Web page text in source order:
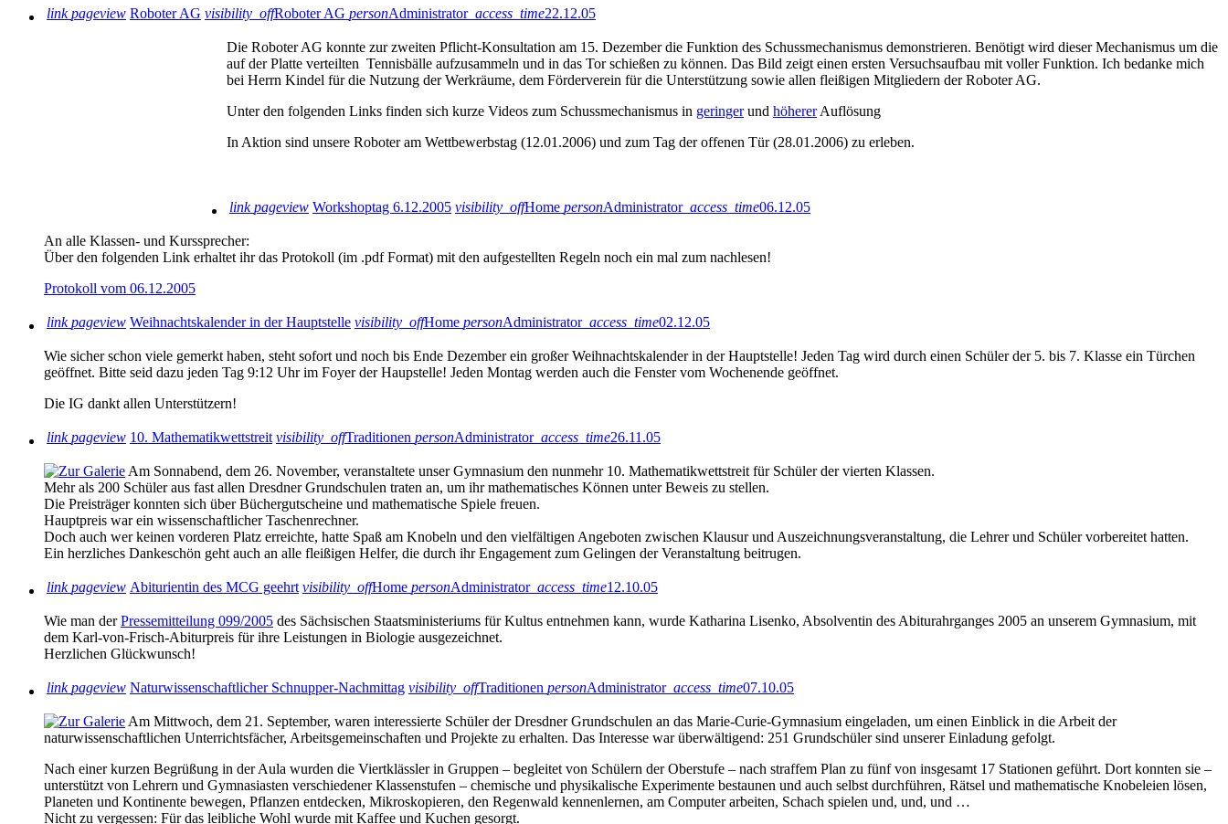
link pageview Roboter AG visibility_offRoboter AG personAdministrator access_time22.12.05
Die Roboter AG konnte zur zweiten Pflicht-Konsultation am 15. Dezember die Funktion des Schussmechanismus demonstrieren. Benötigt wird dieser Mechanismus um die
auf der Platte verteilten Tennisbälle aufzusammeln und in das Tor schießen zu können. Das Bild zeigt einen ersten Versuchsaufbau mit voller Funktion. Ich bedanke mich
bei Herrn Kindel für die Nutzung der Werkräume, dem Förderverein für die Unterstützung sowie allen fleißigen Mitgliedern der Roboter AG.
Unter den folgenden Links finden sich kurze Videos zum Schussmechanismus in geringerund höhererAuflösung
In Aktion sind unsere Roboter am Wettbewerbstag (12.01.2006) und zum Tag der offenen Tür (28.01.2006) zu erleben.
link pageview Workshoptag 6.12.2005 visibility_offHome personAdministrator access_time06.12.05
An alle Klassen- und Kurssprecher:
Über den folgenden Link erhaltet ihr das Protokoll (im .pdf Format) mit den aufgestellten Regeln noch ein mal zum nachlesen!
Protokoll vom 06.12.2005
link pageview Weihnachtskalender in der Hauptstelle visibility_offHome personAdministrator access_time02.12.05
Wie sicher schon viele gemerkt haben, steht sofort und noch bis Ende Dezember ein großer Weihnachtskalender in der Hauptstelle! Jeden Tag wird durch einen Schüler der 5. bis 7. Klasse ein Türchen
geöffnet. Bitte seid dazu jeden Tag 9:12 Uhr im Foyer der Haupstelle! Jeden Montag werden auch die Fenster vom Wochenende geöffnet.
Die IG dankt allen Unterstützern!
link pageview 10. Mathematikwettstreit visibility_offTraditionen personAdministrator access_time26.11.05
Am Sonnabend, dem 26. November, veranstaltete unser Gymnasium den nunmehr 10. Mathematikwettstreit für Schüler der vierten Klassen.
Mehr als 200 Schüler aus fast allen Dresdner Grundschulen traten an, um ihr mathematisches Können unter Beweis zu stellen.
Die Preisträger konnten sich über Büchergutscheine und mathematische Spiele freuen.
Hauptpreis war ein wissenschaftlicher Taschenrechner.
Doch auch wer keinen vorderen Platz erreichte, hatte Spaß am Knobeln und den vielfältigen Angeboten zwischen Klausur und Auszeichnungsveranstaltung, die Lehrer und Schüler vorbereitet hatten.
Ein herzliches Dankeschön geht auch an alle fleißigen Helfer, die durch ihr Engagement zum Gelingen der Veranstaltung beitrugen.
link pageview Abiturientin des MCG geehrt visibility_offHome personAdministrator access_time12.10.05
Wie man derPressemitteilung 099/2005 des Sächsischen Staatsministeriums für Kultus entnehmen kann, wurde Katharina Lisenko, Absolventin des Abiturahrganges 2005 an unserem Gymnasium, mit
dem Karl-von-Frisch-Abiturpreis für ihre Leistungen in Biologie ausgezeichnet.
Herzlichen Glückwunsch!
link pageview Naturwissenschaftlicher Schnupper-Nachmittag visibility_offTraditionen personAdministrator access_time07.10.05
Am Mittwoch, dem 21. September, waren interessierte Schüler der Dresdner Grundschulen an das Marie-Curie-Gymnasium eingeladen, um einen Einblick in die Arbeit der
naturwissenschaftlichen Unterrichtsfächer, Arbeitsgemeinschaften und Projekte zu erhalten. Das Interesse war überwältigend: 251 Grundschüler sind unserer Einladung gefolgt.
Nach einer kurzen Begrüßung in der Aula wurden die Viertklässler in Gruppen – begleitet von Schülern der Oberstufe – nach straffem Plan zu fünf von insgesamt 17 Stationen geführt. Dort konnten sie –
unterstützt von Lehrern und Gymnasiasten verschiedener Klassenstufen – chemische und physikalische Experimente bestaunen und auch selbst durchführen, Rätsel und mathematische Knobeleien lösen,
Planeten und Kontinente bewegen, Pflanzen entdecken, Mikroskopieren, den Regenwald kennenlernen, am Computer arbeiten, Schach spielen und, und, und …
Nicht zu vergessen: Für das leibliche Wohl wurde mit Kaffee und Kuchen gesorgt.